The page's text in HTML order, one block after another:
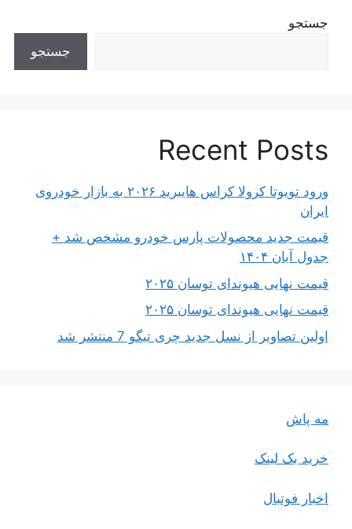
جستجو
جستجو
Recent Posts
ورود تویوتا کرولا کراس هایبرید ۲۰۲۶ به بازار خودروی
ایران
قیمت جدید محصولات پارس خودرو مشخص شد +
جدول آبان ۱۴۰۴
قیمت نهایی هیوندای توسان ۲۰۲۵
قیمت نهایی هیوندای توسان ۲۰۲۵
اولین تصاویر از نسل جدید چری تیگو 7 منتشر شد
مه پاش
خرید بک لینک
اخبار فوتبال